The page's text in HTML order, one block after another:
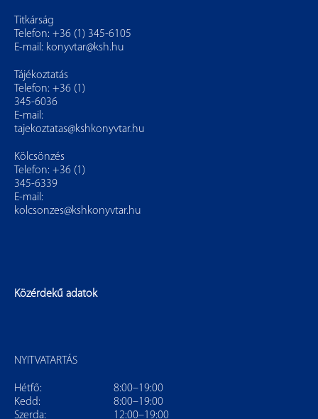
Titkárság
Telefon: +36 (1) 345-6105
E-mail: konyvtar@ksh.hu
Tájékoztatás
Telefon: +36 (1)
345-6036
E-mail:
tajekoztatas@kshkonyvtar.hu
Kölcsönzés
Telefon: +36 (1)
345-6339
E-mail:
kolcsonzes@kshkonyvtar.hu
Közérdekű adatok
NYITVATARTÁS
Hétfő:
8:00–19:00
Kedd:
8:00–19:00
Szerda:
12:00–19:00